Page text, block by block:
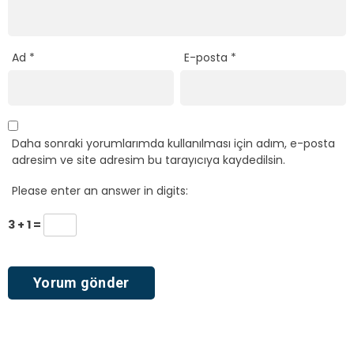
Ad * E-posta *
Daha sonraki yorumlarımda kullanılması için adım, e-posta
adresim ve site adresim bu tarayıcıya kaydedilsin.
Please enter an answer in digits:
3 + 1 =